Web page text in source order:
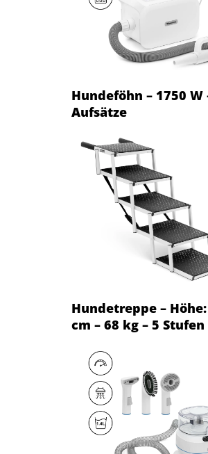
Hundeföhn – 1750 W
Aufsätze
Hundetreppe – Höhe:
cm – 68 kg – 5 Stufen